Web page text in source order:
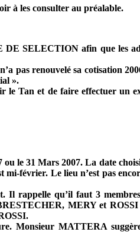
à les consulter au préalable.
SELECTION afin que les
pas renouvelé sa cotisation
».
le Tan et de faire effectuer un
le 31 Mars 2007. La date
mi-février. Le lieu n’est pas
Il rappelle qu’il faut 3
MERY et
Monsieur MATTERA